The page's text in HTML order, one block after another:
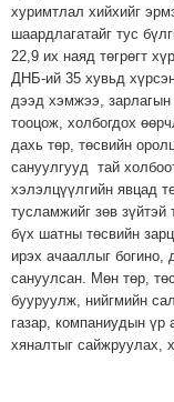
хуримтлал хийхийг
шаардлагатайг тус
22,9 их наяд төгрөгт
ДНБ-ий 35 хувьд
дээд хэмжээ, зарлагын
тооцож, холбогдох
дахь төр, төсвийн
сануулгууд тай
хэлэлцүүлгийн явцад
тусламжийг зөв зүйтэй
бүх шатны төсвийн
ирэх ачааллыг богино,
сануулсан. Мөн төр,
бууруулж, нийгмийн
газар, компаниудын
хяналтыг сайжруулах,